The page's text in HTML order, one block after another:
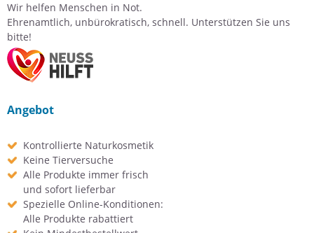
Wir helfen Menschen in Not.
Ehrenamtlich, unbürokratisch, schnell. Unterstützen Sie uns
bitte!
Angebot
Kontrollierte Naturkosmetik
Keine Tierversuche
Alle Produkte immer frisch
und sofort lieferbar
Spezielle Online-Konditionen:
Alle Produkte rabattiert